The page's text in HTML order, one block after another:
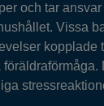
och tar
Vissa
kopplade